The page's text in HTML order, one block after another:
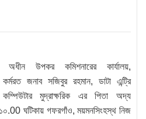
উপকর কমিশনারের কার্যালয়,
কর্মরত জনাব সজিবুর রহমান, ডাটা এন্ট্রি
মুদ্রাক্ষরিক এর পিতা অদ্য
ঘটিকায় গফরগাঁও, ময়মনসিংহস্থ নিজ